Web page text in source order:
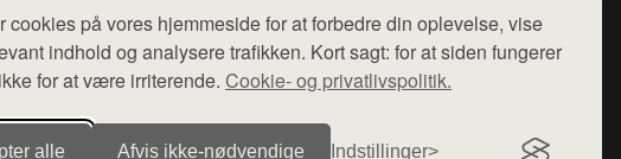
cookies på vores hjemmeside for at forbedre din oplevelse, vise
indhold og analysere trafikken. Kort sagt: for at siden fungerer
for at være irriterende. Cookie- og privatlivspolitik.
alle Afvis ikke‑nødvendige Indstillinger
Der sælges ikke varer fra denne side - vi henviser til de shops,